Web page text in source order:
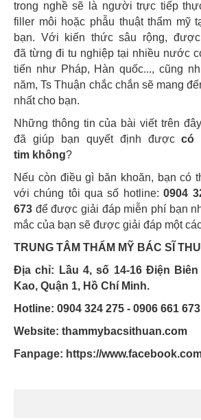
trong nghề sẽ là người trực tiếp
filler môi hoặc phẫu thuật thẩm mỹ
bạn. Với kiến thức sâu rộng,
đã từng đi tu nghiệp tại nhiều nước
tiến như Pháp, Hàn quốc..., cũng
năm, Ts Thuận chắc chắn sẽ mang
nhất cho bạn.
Những thông tin của bài viết trên
đã giúp bạn quyết định đượccó
tim không?
Nếu còn điều gì băn khoăn, bạn có
với chúng tôi qua số hotline:0904
673 để được giải đáp miễn phí bạn
mắc của bạn sẽ được giải đáp một
TRUNG TÂM THẨM MỸ BÁC SĨ
Địa chỉ: Lầu 4, số 14-16 Điện
Kao, Quận 1, Hồ Chí Minh.
Hotline: 0904 324 275 - 0906 661 673
Website: thammybacsithuan.com
Fanpage: https://